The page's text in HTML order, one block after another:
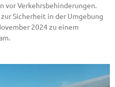
vor Verkehrsbehinderungen.
Sicherheit in der Umgebung
2024 zu einem